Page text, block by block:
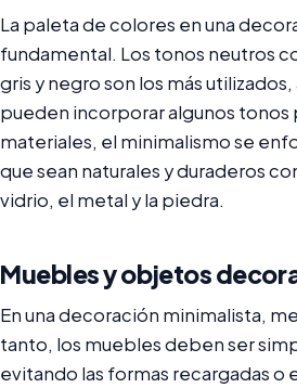
La paleta de colores en una
fundamental. Los tonos neutros
gris y negro son los más
pueden incorporar algunos tonos
materiales, el minimalismo se
que sean naturales y duraderos
vidrio, el metal y la piedra.
Muebles y objetos
En una decoración minimalista,
tanto, los muebles deben ser
evitando las formas recargadas o